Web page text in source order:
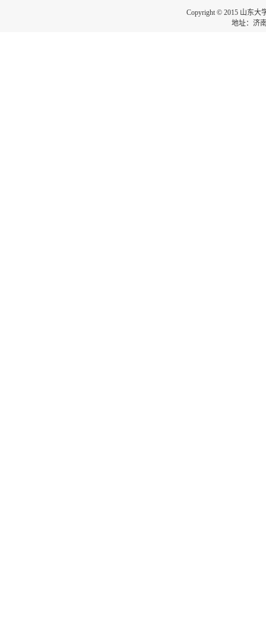
Copyright © 2015 山东大
地址：济